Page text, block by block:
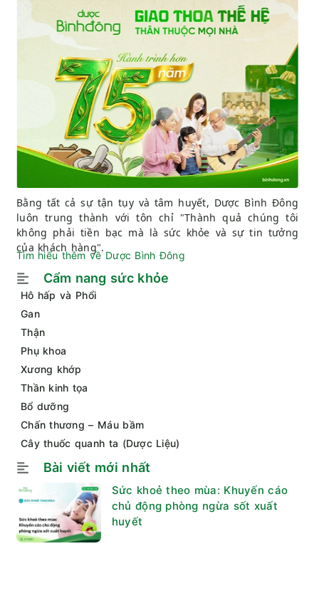
Bằng tất cả sự tận tụy và tâm huyết, Dược Bình Đông
luôn trung thành với tôn chỉ "Thành quả chúng tôi
không phải tiền bạc mà là sức khỏe và sự tin tưởng
của khách hàng".
Tìm hiểu thêm về Dược Bình Đông
Cẩm nang sức khỏe
Hô hấp và Phổi
Gan
Thận
Phụ khoa
Xương khớp
Thần kinh tọa
Bổ dưỡng
Chấn thương – Máu bầm
Cây thuốc quanh ta (Dược Liệu)
Bài viết mới nhất
Sức khoẻ theo mùa: Khuyến cáo
chủ động phòng ngừa sốt xuất
huyết